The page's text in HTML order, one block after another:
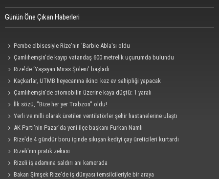
Günün Öne Çıkan Haberleri
Pembe elbisesiyle Rize'nin 'Barbie Abla'sı oldu
Çamlıhemşin'de kayıp vatandaş 600 metrelik uçurumda bulundu
Rize’de ‘Yaşayan Miras Şöleni’ başladı
Kaçkarlar, UTMB heyecanına ikinci kez ev sahipliği yapacak
Çamlıhemşin'de otomobilin üzerine kaya düştü: 1 yaralı
İlk sözü, "Bize her yer Trabzon" oldu!
Yerli ve milli olarak üretilen ventilatörler şehir hastanelerine ulaştı
AK Parti'nin Pazar'da yeni ilçe başkanı Furkan Namlı
Rize'de 4 gündür boru içinde sıkışan kediyi çay üreticileri kurtardı
Rizeli'nin pratik zekası
Rizeli iş adamına saldırı anı kamerada
Bakan Şimşek Rize'de iş dünyası temsilcileriyle bir araya